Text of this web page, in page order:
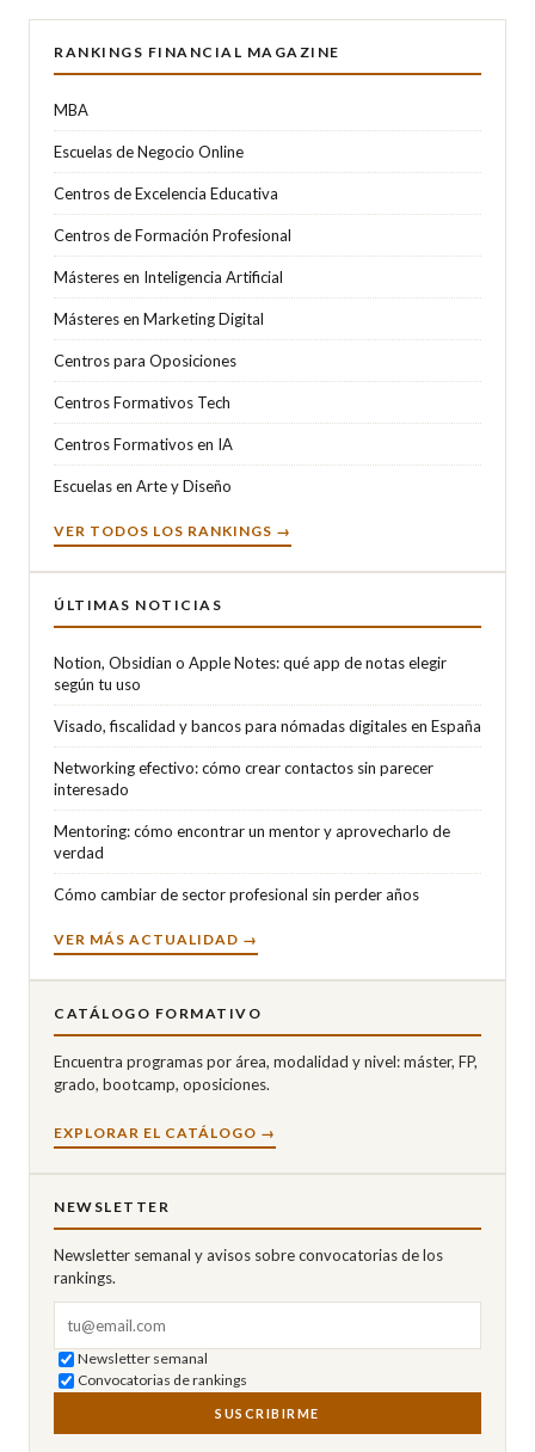
RANKINGS FINANCIAL MAGAZINE
MBA
Escuelas de Negocio Online
Centros de Excelencia Educativa
Centros de Formación Profesional
Másteres en Inteligencia Artificial
Másteres en Marketing Digital
Centros para Oposiciones
Centros Formativos Tech
Centros Formativos en IA
Escuelas en Arte y Diseño
VER TODOS LOS RANKINGS →
ÚLTIMAS NOTICIAS
Notion, Obsidian o Apple Notes: qué app de notas elegir
según tu uso
Visado, fiscalidad y bancos para nómadas digitales en España
Networking efectivo: cómo crear contactos sin parecer
interesado
Mentoring: cómo encontrar un mentor y aprovecharlo de
verdad
Cómo cambiar de sector profesional sin perder años
VER MÁS ACTUALIDAD →
CATÁLOGO FORMATIVO
Encuentra programas por área, modalidad y nivel: máster, FP,
grado, bootcamp, oposiciones.
EXPLORAR EL CATÁLOGO →
NEWSLETTER
Newsletter semanal y avisos sobre convocatorias de los
rankings.
Newsletter semanal
Convocatorias de rankings
SUSCRIBIRME